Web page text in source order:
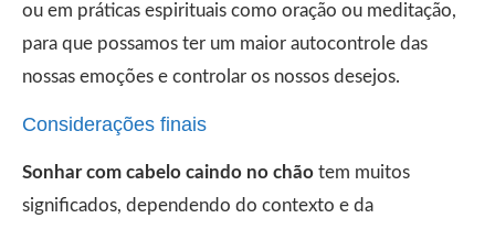
ou em práticas espirituais como oração ou meditação,
para que possamos ter um maior autocontrole das
nossas emoções e controlar os nossos desejos.
Considerações finais
Sonhar com cabelo caindo no chão tem muitos
significados, dependendo do contexto e da